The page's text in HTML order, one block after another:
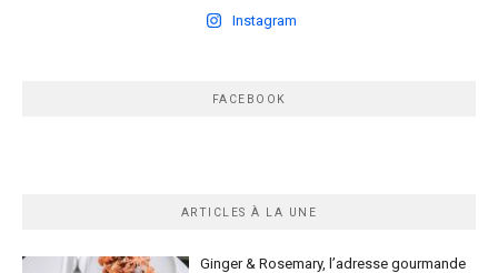
Instagram
FACEBOOK
ARTICLES À LA UNE
Ginger & Rosemary, l’adresse gourmande